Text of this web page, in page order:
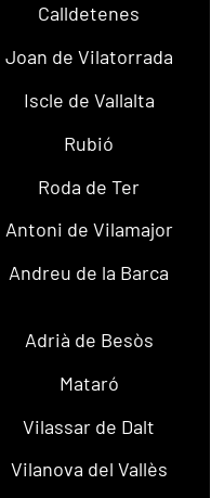
Calldetenes
Joan de Vilatorrada
Iscle de Vallalta
Rubió
Roda de Ter
Antoni de Vilamajor
Andreu de la Barca
Adrià de Besòs
Mataró
Vilassar de Dalt
Vilanova del Vallès